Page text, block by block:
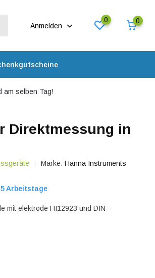
Anmelden
0 0
am selben Tag!
Direktmessung in
Marke:Hanna Instruments
Arbeitstage
mit elektrode HI12923 und DIN-